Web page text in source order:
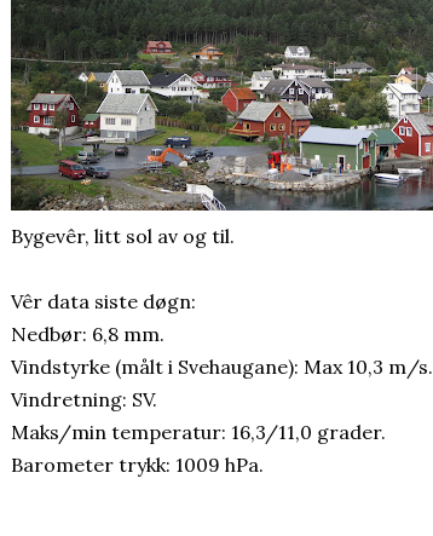
Bygevêr, litt sol av og til.
Vêr data siste døgn:
Nedbør: 6,8 mm.
Vindstyrke (målt i Svehaugane): Max 10,3 m/s.
Vindretning: SV.
Maks/min temperatur: 16,3/11,0 grader.
Barometer trykk: 1009 hPa.